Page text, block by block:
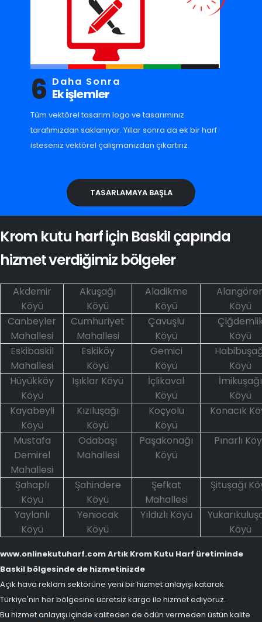
6 Daha Sonra
Ek işlemler
Tüm vektörel tasarım logo ve tasarımınız
tarafımızdan saklanıyor. Yıllar sonra da ek bir harf
isteseniz vektörel çalışmanızdan çıkartırız.
TASARLAMAYA BAŞLA
Krom kutu harf için Baskil çapında
hizmet verdiğimiz bölgeler
Akdemir
Köyü
Akuşağı
Köyü
Aladikme
Köyü
Köyü
Canbeyler
Mahallesi
Cumhuriyet
Mahallesi
Çavuşlu
Köyü
Köyü
Eskibaskil
Mahallesi
Eskiköy
Köyü
Gemici
Köyü
Köyü
Hüyükköy
Köyü
Işıklar Köyü
İçlikaval
Köyü
İmikuşağı
Köyü
Kayabeyli
Köyü
Kızıluşağı
Köyü
Koçyolu
Köyü
Konacık
Mustafa
Demirel
Mahallesi
Odabaşı
Mahallesi
Paşakonağı
Köyü
Pınarlı
Şahaplı
Köyü
Şahindere
Köyü
Şefkat
Mahallesi
Şituşağı
Yaylanlı
Köyü
Yeniocak
Köyü
Yıldızlı Köyü
Köyü
www.onlinekutuharf.com Artık Krom Kutu Harf üretiminde
Baskil bölgesinde de hizmetinizde
Açık hava reklam sektörüne yeni bir hizmet anlayışı katarak
Türkiye'nin her bölgesine ücretsiz kargo ile hizmet ediyoruz.
Bu hizmet anlayışı içinde kaliteden de ödün vermeden üstün kalite